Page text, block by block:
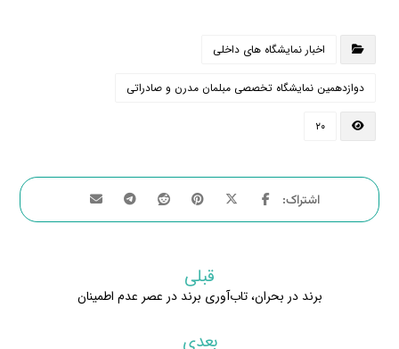
اخبار نمایشگاه های داخلی
دوازدهمین نمایشگاه تخصصی مبلمان مدرن و صادراتی
۲۰
قبلی
برند در بحران، تاب‌آوری برند در عصر عدم اطمینان
بعدی